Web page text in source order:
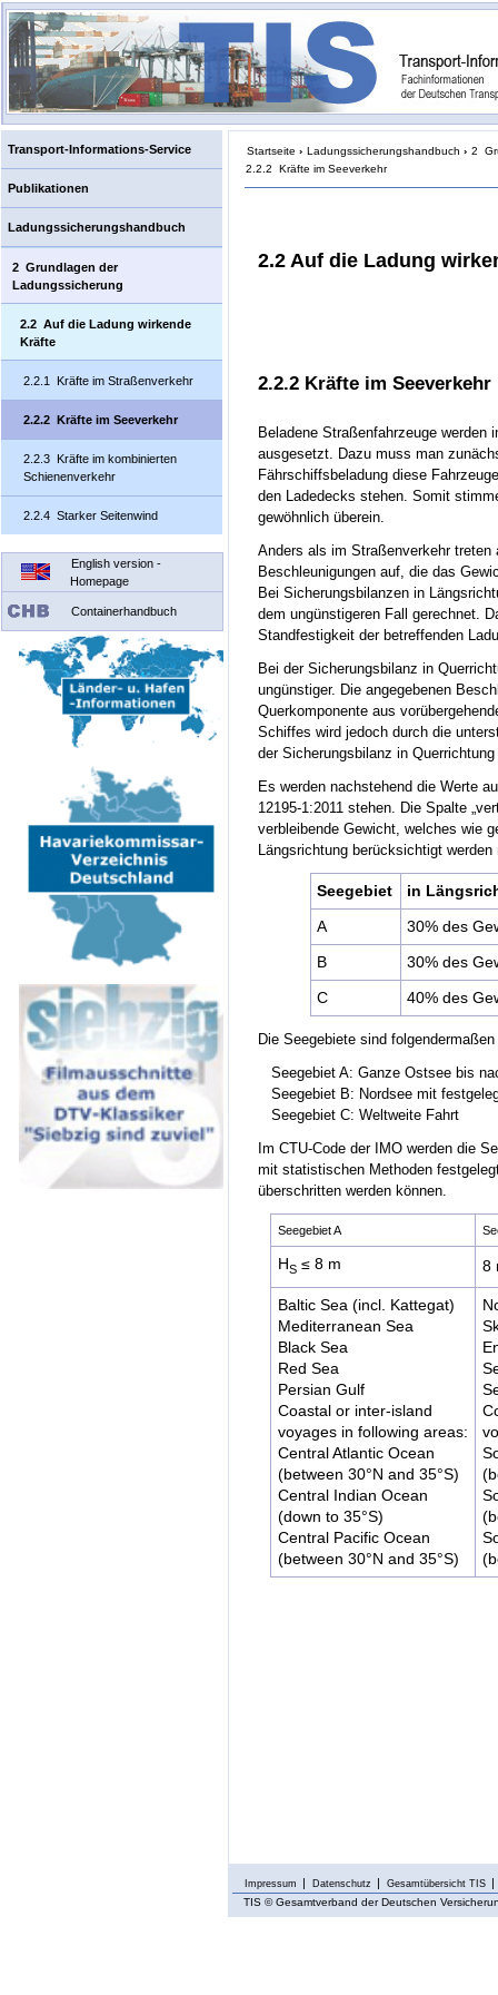
Transport-Informations-Service
Publikationen
Ladungssicherungshandbuch
2 Grundlagen der
Ladungssicherung
2.2 Auf die Ladung wirkende
Kräfte
2.2.1 Kräfte im Straßenverkehr
2.2.2 Kräfte im Seeverkehr
2.2.3 Kräfte im kombinierten
Schienenverkehr
2.2.4 Starker Seitenwind
English version -
Homepage
Containerhandbuch
Startseite › Ladungssicherungshandbuch › 2
2.2.2 Kräfte im Seeverkehr
2.2 Auf die Ladung
2.2.2 Kräfte im Seeverkehr
Beladene Straßenfahrzeuge werden
ausgesetzt. Dazu muss man
Fährschiffsbeladung diese
den Ladedecks stehen. Somit
gewöhnlich überein.
Anders als im Straßenverkehr
Beschleunigungen auf, die das
Bei Sicherungsbilanzen in
dem ungünstigeren Fall gerechnet.
Standfestigkeit der betreffenden
Bei der Sicherungsbilanz in
ungünstiger. Die angegebenen
Querkomponente aus
Schiffes wird jedoch durch die
der Sicherungsbilanz in
Es werden nachstehend die Werte
12195-1:2011 stehen. Die Spalte
verbleibende Gewicht, welches wie
Längsrichtung berücksichtigt werden
Seegebiet in
A 30% des
B 30% des
C 40% des
Die Seegebiete sind
Seegebiet A: Ganze Ostsee bis
Seegebiet B: Nordsee mit
Seegebiet C: Weltweite Fahrt
Im CTU-Code der IMO werden die
mit statistischen Methoden
überschritten werden können.
Seegebiet A
HS ≤ 8 m 8
Baltic Sea (incl. Kattegat)
Mediterranean Sea
Black Sea
Red Sea
Persian Gulf
Coastal or inter-island
voyages in following areas:
Central Atlantic Ocean
(between 30°N and 35°S)
Central Indian Ocean
(down to 35°S)
Central Pacific Ocean
(between 30°N and 35°S)
Impressum Datenschutz Gesamtübersicht TIS
TIS © Gesamtverband der Deutschen